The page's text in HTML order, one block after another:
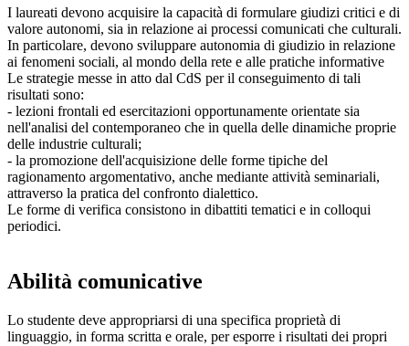
I laureati devono acquisire la capacità di formulare giudizi critici e di
valore autonomi, sia in relazione ai processi comunicati che culturali.
In particolare, devono sviluppare autonomia di giudizio in relazione
ai fenomeni sociali, al mondo della rete e alle pratiche informative
Le strategie messe in atto dal CdS per il conseguimento di tali
risultati sono:
- lezioni frontali ed esercitazioni opportunamente orientate sia
nell'analisi del contemporaneo che in quella delle dinamiche proprie
delle industrie culturali;
- la promozione dell'acquisizione delle forme tipiche del
ragionamento argomentativo, anche mediante attività seminariali,
attraverso la pratica del confronto dialettico.
Le forme di verifica consistono in dibattiti tematici e in colloqui
periodici.
Abilità comunicative
Lo studente deve appropriarsi di una specifica proprietà di
linguaggio, in forma scritta e orale, per esporre i risultati dei propri